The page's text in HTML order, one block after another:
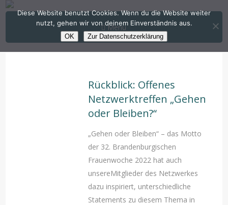
Menü
Rückblick: Offenes
Netzwerktreffen „Gehen
oder Bleiben?“
„Gehen oder Bleiben“ – das Motto
der 32. Brandenburgischen
Frauenwoche 2022 hat auch
unsereMitglieder des Netzwerkes
dazu inspiriert, unterschiedliche
Statements zu diesem Thema in
Diese Website benutzt Cookies. Wenn du die Website weiter
nutzt, gehen wir von deinem Einverständnis aus.
OK Zur Datenschutzerklärung